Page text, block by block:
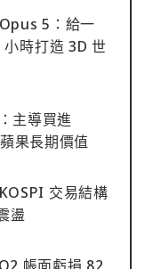
5：給一
時打造 3D 世
主導買進
果長期價值
交易結構
盪